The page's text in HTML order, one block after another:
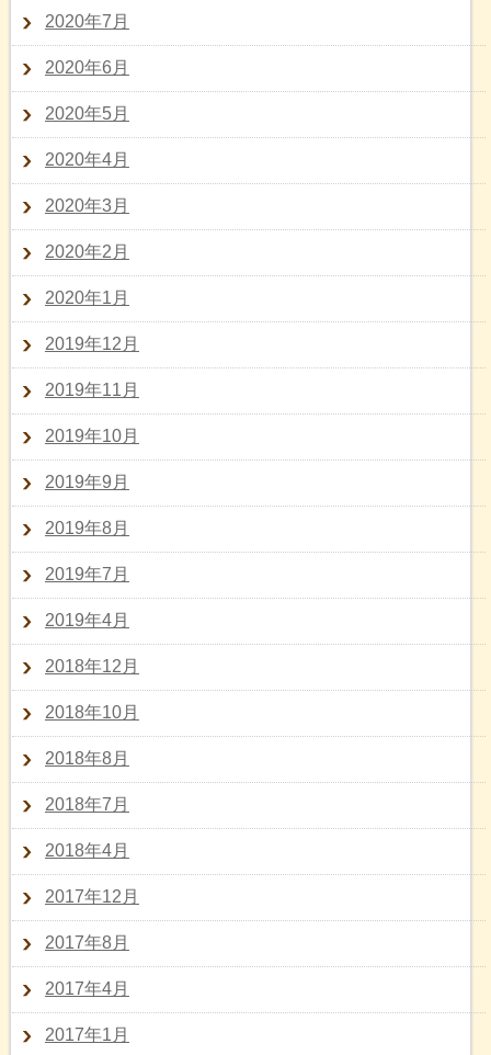
2020年7月
2020年6月
2020年5月
2020年4月
2020年3月
2020年2月
2020年1月
2019年12月
2019年11月
2019年10月
2019年9月
2019年8月
2019年7月
2019年4月
2018年12月
2018年10月
2018年8月
2018年7月
2018年4月
2017年12月
2017年8月
2017年4月
2017年1月